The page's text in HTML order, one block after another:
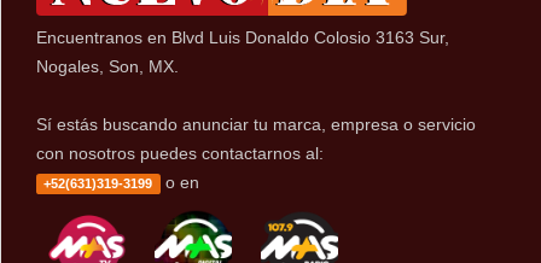
Encuentranos en Blvd Luis Donaldo Colosio 3163 Sur,
Nogales, Son, MX.
Sí estás buscando anunciar tu marca, empresa o servicio
con nosotros puedes contactarnos al:
+52(631)319-3199 o en